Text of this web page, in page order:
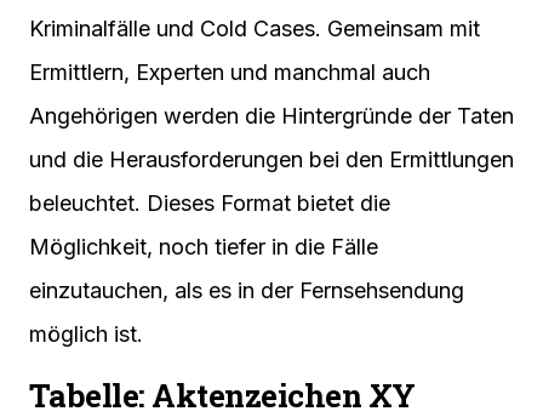
Kriminalfälle und Cold Cases. Gemeinsam mit
Ermittlern, Experten und manchmal auch
Angehörigen werden die Hintergründe der Taten
und die Herausforderungen bei den Ermittlungen
beleuchtet. Dieses Format bietet die
Möglichkeit, noch tiefer in die Fälle
einzutauchen, als es in der Fernsehsendung
möglich ist.
Tabelle: Aktenzeichen XY